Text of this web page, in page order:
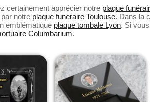
certainement apprécier notre plaque
notre plaque funeraire Toulouse. Dans la
emblématique plaque tombale Lyon. Si
Columbarium.